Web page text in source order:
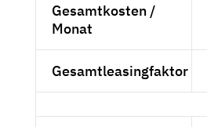
Gesamtkosten /
Monat
Gesamtleasingfaktor